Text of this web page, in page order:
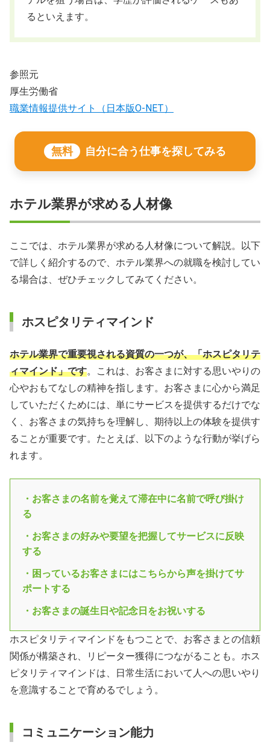
るといえます。
参照元
厚生労働省
職業情報提供サイト（日本版O-NET）
無料 自分に合う仕事を探してみる
ホテル業界が求める人材像
ここでは、ホテル業界が求める人材像について解説。以下
で詳しく紹介するので、ホテル業界への就職を検討してい
る場合は、ぜひチェックしてみてください。
ホスピタリティマインド
ホテル業界で重要視される資質の一つが、「ホスピタリテ
ィマインド」です。これは、お客さまに対する思いやりの
心やおもてなしの精神を指します。お客さまに心から満足
していただくためには、単にサービスを提供するだけでな
く、お客さまの気持ちを理解し、期待以上の体験を提供す
ることが重要です。たとえば、以下のような行動が挙げら
れます。
・お客さまの名前を覚えて滞在中に名前で呼び掛け
る
・お客さまの好みや要望を把握してサービスに反映
する
・困っているお客さまにはこちらから声を掛けてサ
ポートする
・お客さまの誕生日や記念日をお祝いする
ホスピタリティマインドをもつことで、お客さまとの信頼
関係が構築され、リピーター獲得につながることも。ホス
ピタリティマインドは、日常生活において人への思いやり
を意識することで育めるでしょう。
コミュニケーション能力